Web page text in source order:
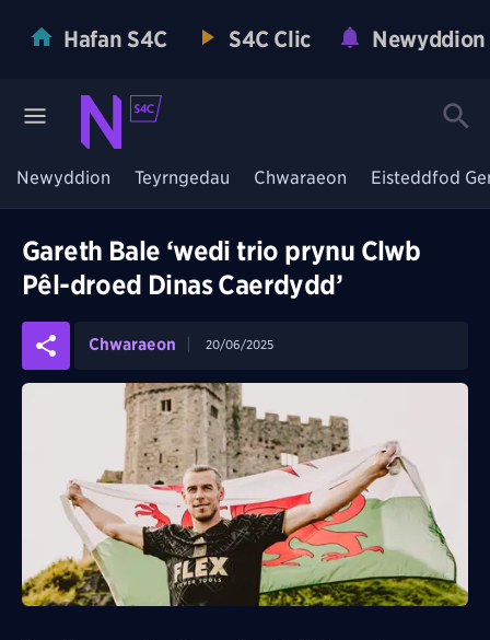
Hafan S4C S4C Clic Newyddion
Newyddion Teyrngedau Chwaraeon Eisteddfod
Gareth Bale ‘wedi trio prynu Clwb
Pêl-droed Dinas Caerdydd’
Chwaraeon 20/06/2025